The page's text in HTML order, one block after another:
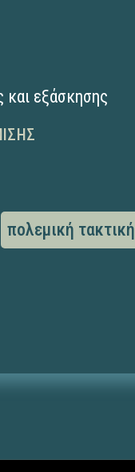
και εξάσκησης
πολεμική τακτική